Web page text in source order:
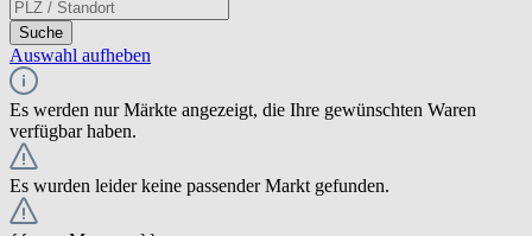
Suche
Auswahl aufheben
Es werden nur Märkte angezeigt, die Ihre gewünschten Waren
verfügbar haben.
Es wurden leider keine passender Markt gefunden.